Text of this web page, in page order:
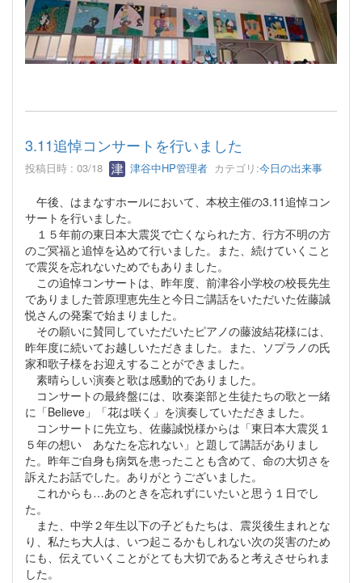
3.11追悼コンサートを行いました
投稿日時 : 03/18 津谷中HP管理者 カテゴリ:今日の出来事
午後、はまなすホールにおいて、本校主催の3.11追悼コン
サートを行いました。
１５年前の東日本大震災で亡くなられた方、行方不明の方
のご冥福と追悼を込めて行いました。また、続けていくこと
で震災を忘れないためでもありました。
この追悼コンサートは、昨年度、前津谷小学校の校長先生
でありました菅原理恵先生と今日ご講話をいただいた佐藤誠
悦さんの発案で始まりました。
その願いに賛同していただいたピアノの藤波結花様には、
昨年度に続いてお越しいただきました。また、ソプラノの氏
家和歌子様をお迎えすることができました。
素晴らしい演奏と歌は感動的でありました。
コンサートの最終盤には、吹奏楽部と生徒たちの歌と一緒
に「Believe」「花は咲く」を演奏していただきました。
コンサートに先立ち、佐藤誠悦様からは「東日本大震災１
５年の想い あなたを忘れない」と題して講話がありまし
た。昨年ご自身も病気を患ったことも含めて、命の大切さを
訴えたお話でした。ありがとうございました。
これからも…あのときを忘れずにいたいと思う１日でし
た。
また、中学２年生以下の子どもたちは、震災後生まれとな
り、私たち大人は、いつ起こるかもしれない次の災害のため
にも、伝えていくことがとても大切であると考えさせられま
した。